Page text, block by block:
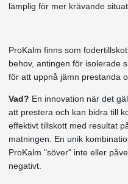
lämplig för mer krävande
ProKalm finns som
behov, antingen för isolerade
för att uppnå jämn prestanda
Vad? En innovation när det
att prestera och kan bidra till
effektivt tillskott med resultat
matningen. En unik
ProKalm "söver" inte eller
negativt.